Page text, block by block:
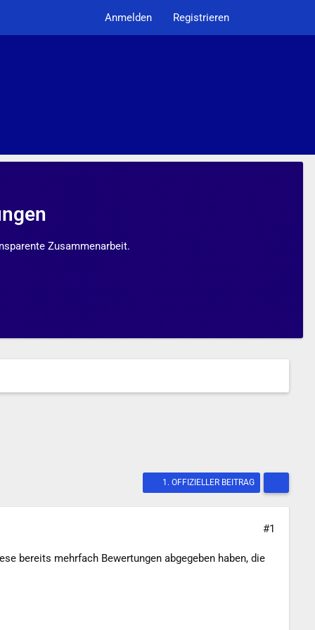
Anmelden Registrieren
Zusammenarbeit.
1. OFFIZIELLER BEITRAG
#1
bereits mehrfach Bewertungen abgegeben haben, die